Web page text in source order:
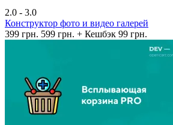
2.0 - 3.0
Конструктор фото и видео галерей
399 грн. 599 грн. + Кешбэк 99 грн.